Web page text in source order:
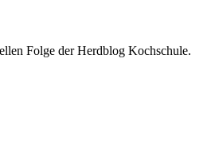
Folge der Herdblog Kochschule.